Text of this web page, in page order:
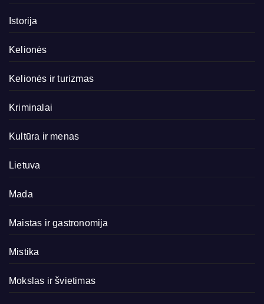
Istorija
Kelionės
Kelionės ir turizmas
Kriminalai
Kultūra ir menas
Lietuva
Mada
Maistas ir gastronomija
Mistika
Mokslas ir švietimas